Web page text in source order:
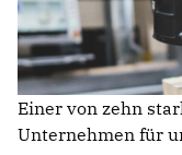
AUSSCHUSS FÜR
AUSSCHUSS
Einer von zehn
Unternehmen für